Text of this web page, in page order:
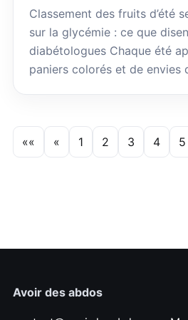
Classement des fruits d’été
sur la glycémie : ce que
diabétologues Chaque été
paniers colorés et de envies
«« « 1 2 3 4 5
Avoir des abdos